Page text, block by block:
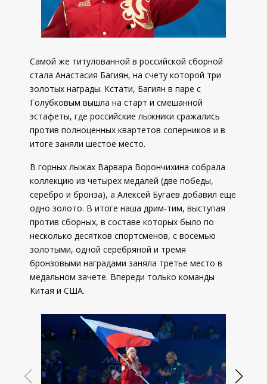
Самой же титулованной в российской сборной
стала Анастасия Багиян, на счету которой три
золотых награды. Кстати, Багиян в паре с
Голубковым вышла на старт и смешанной
эстафеты, где российские лыжники сражались
против полноценных квартетов соперников и в
итоге заняли шестое место.
В горных лыжах Варвара Ворончихина собрала
коллекцию из четырех медалей (две победы,
серебро и бронза), а Алексей Бугаев добавил еще
одно золото. В итоге наша дрим-тим, выступая
против сборных, в составе которых было по
несколько десятков спортсменов, с восемью
золотыми, одной серебряной и тремя
бронзовыми наградами заняла третье место в
медальном зачете. Впереди только команды
Китая и США.